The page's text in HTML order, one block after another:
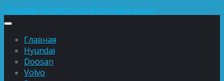
Подберу запчасть по фотке за 5 минут
Главная
Hyundai
Doosan
Volvo